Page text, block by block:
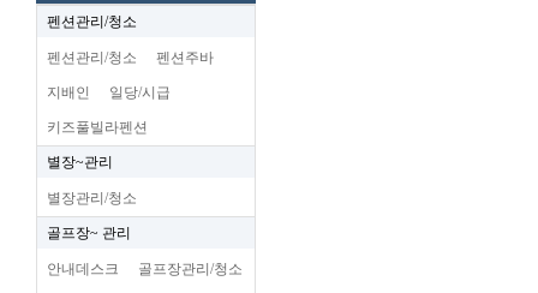
펜션관리/청소
펜션관리/청소 펜션주바
지배인 일당/시급
키즈풀빌라펜션
별장~관리
별장관리/청소
골프장~ 관리
안내데스크 골프장관리/청소